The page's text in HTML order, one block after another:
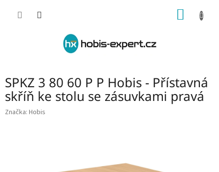
SPKZ 3 80 60 P P Hobis - Přístavná
skříň ke stolu se zásuvkami pravá
Značka: Hobis